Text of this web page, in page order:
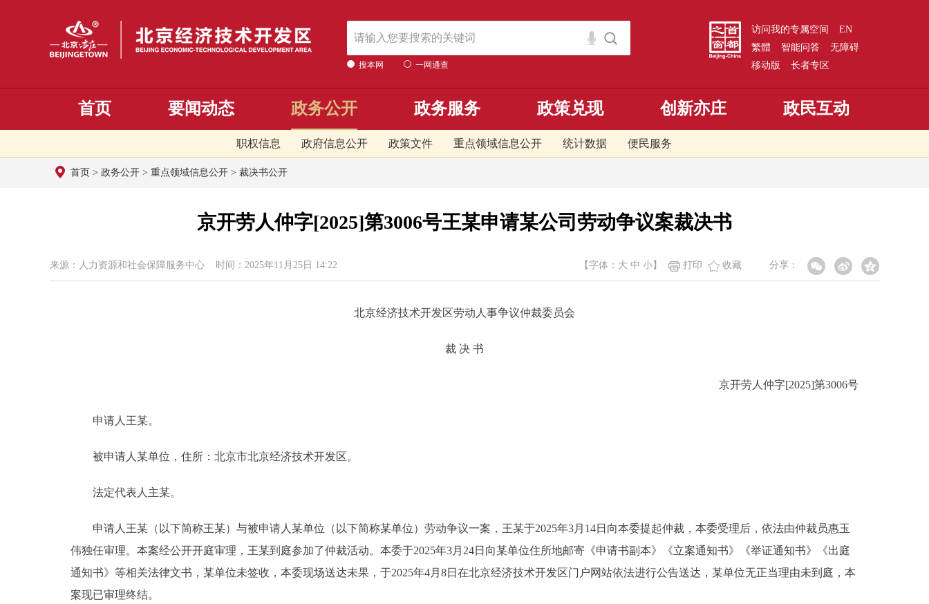
搜本网 一网通查
访问我的专属空间
EN
繁體
智能问答
无障碍
移动版
长者专区
首页 要闻动态 政务公开
职权信息 政府信息公开 政策文件 重点领域信息公开 统计数据 便民服务
政务服务 政策兑现 创新亦庄 政民互动
首页 > 政务公开 > 重点领域信息公开 > 裁决书公开
京开劳人仲字[2025]第3006号王某申请某公司劳动争议案裁决书
来源：人力资源和社会保障服务中心 时间：2025年11月25日 14:22 分享：
【字体： 大 中 小 】 打印 收藏
北京经济技术开发区劳动人事争议仲裁委员会
裁 决 书
京开劳人仲字[2025]第3006号
申请人王某。
被申请人某单位，住所：北京市北京经济技术开发区。
法定代表人主某。
申请人王某（以下简称王某）与被申请人某单位（以下简称某单位）劳动争议一案，王某于2025年3月14日向本委提起仲裁，本委受理后，依法由仲裁员惠玉
伟独任审理。本案经公开开庭审理，王某到庭参加了仲裁活动。本委于2025年3月24日向某单位住所地邮寄《申请书副本》《立案通知书》《举证通知书》《出庭
通知书》等相关法律文书，某单位未签收，本委现场送达未果，于2025年4月8日在北京经济技术开发区门户网站依法进行公告送达，某单位无正当理由未到庭，本
案现已审理终结。